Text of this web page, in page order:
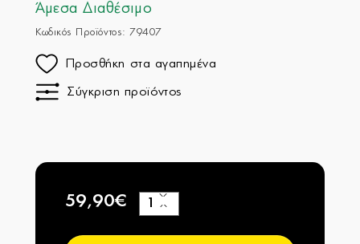
Άμεσα Διαθέσιμο
Κωδικός Προϊόντος: 79407
Προσθήκη στα αγαπημένα
Σύγκριση προϊόντος
59,90€
−
+